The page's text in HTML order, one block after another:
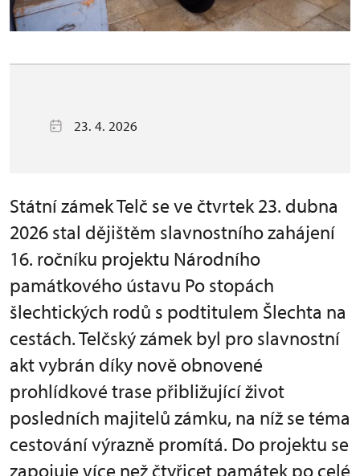
23. 4. 2026
Státní zámek Telč se ve čtvrtek 23. dubna
2026 stal dějištěm slavnostního zahájení
16. ročníku projektu Národního
památkového ústavu Po stopách
šlechtických rodů s podtitulem Šlechta na
cestách. Telčský zámek byl pro slavnostní
akt vybrán díky nově obnovené
prohlídkové trase přibližující život
posledních majitelů zámku, na níž se téma
cestování výrazně promítá. Do projektu se
zapojuje více než čtyřicet památek po celé